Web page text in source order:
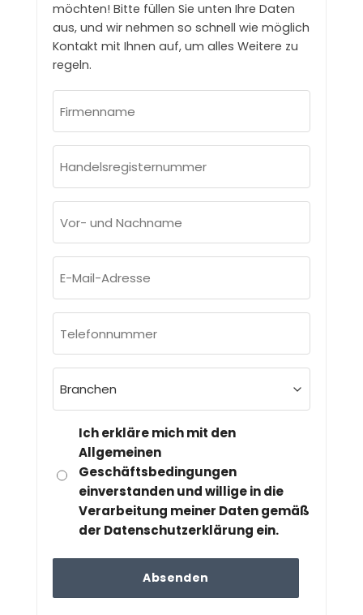
möchten! Bitte füllen Sie unten Ihre Daten
aus, und wir nehmen so schnell wie möglich
Kontakt mit Ihnen auf, um alles Weitere zu
regeln.
(erforderlich)
(erforderlich)
und
(erforderlich)
Mail-
(erforderlich)
(erforderlich)
(erforderlich)
DSGVO
DATENSCHUTZ
(ERFORDERLICH)
Ich erkläre mich mit den
Allgemeinen
Geschäftsbedingungen
einverstanden und willige in die
Verarbeitung meiner Daten gemäß
der Datenschutzerklärung ein.